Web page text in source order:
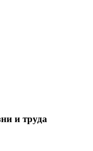
и труда